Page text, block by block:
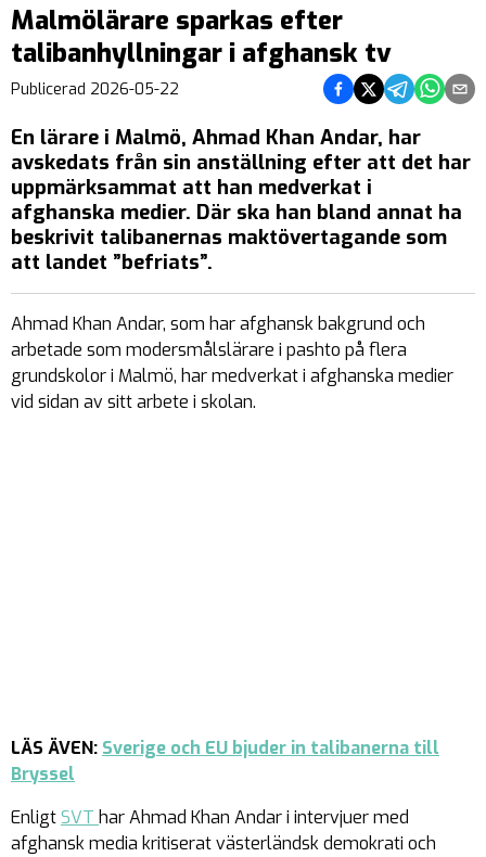
Malmölärare sparkas efter
talibanhyllningar i afghansk tv
Publicerad 2026-05-22 Dela på Facebook
Dela på Twitter
Dela på
Dela
En lärare i Malmö, Ahmad Khan Andar, har
avskedats från sin anställning efter att det har
uppmärksammat att han medverkat i
afghanska medier. Där ska han bland annat ha
beskrivit talibanernas maktövertagande som
att landet ”befriats”.
Ahmad Khan Andar, som har afghansk bakgrund och
arbetade som modersmålslärare i pashto på flera
grundskolor i Malmö, har medverkat i afghanska medier
vid sidan av sitt arbete i skolan.
LÄS ÄVEN: Sverige och EU bjuder in talibanerna till
Bryssel
EnligtSVT har Ahmad Khan Andar i intervjuer med
afghansk media kritiserat västerländsk demokrati och